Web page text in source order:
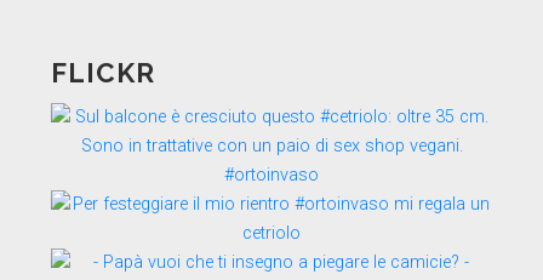
FLICKR